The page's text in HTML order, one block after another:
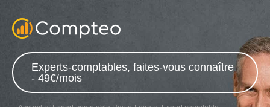
Experts-comptables, faites-vous connaître
- 49€/mois